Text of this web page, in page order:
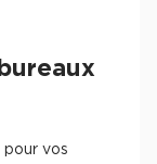
pour vos